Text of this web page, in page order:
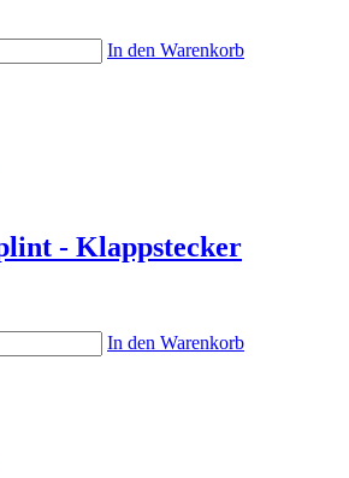
In den Warenkorb
- Klappstecker
In den Warenkorb